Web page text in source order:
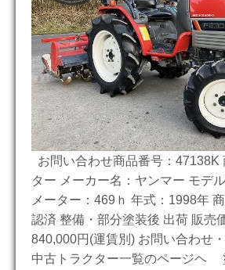
お問い合わせ商品番号：47138K
ター メーカー名：ヤンマー モデ
メーター：469ｈ 年式：1998年
認済 整備・部分塗装後 出荷 販売
840,000円(運賃別) お問い合わせ
中古トラクター一覧のページヘ